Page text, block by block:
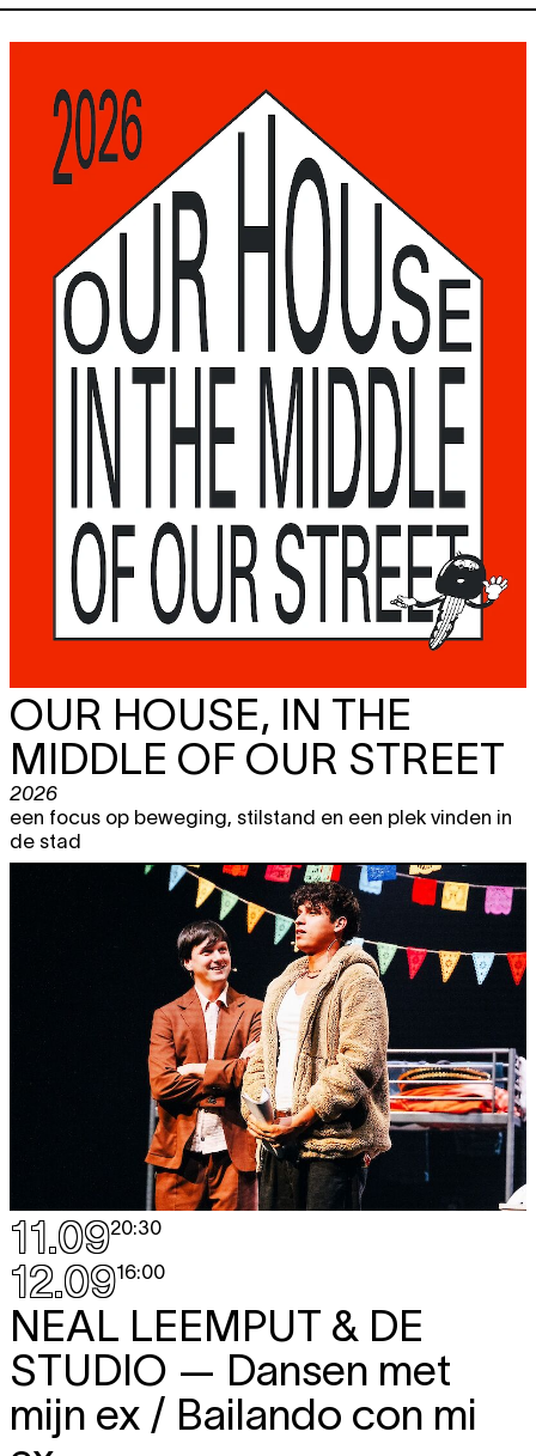
OUR HOUSE, IN THE
MIDDLE OF OUR STREET
2026
een focus op beweging, stilstand en een plek vinden in
de stad
11.0920:30
12.0916:00
NEAL LEEMPUT & DE
STUDIO — Dansen met
mijn ex / Bailando con mi